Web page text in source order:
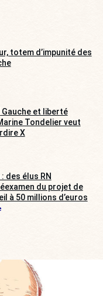
totem d’impunité des
Gauche et liberté
Tondelier veut
X
des élus RN
du projet de
à 50 millions d’euros